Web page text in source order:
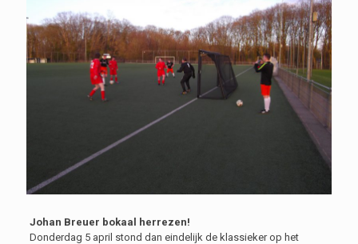
Johan Breuer bokaal herrezen!
Donderdag 5 april stond dan eindelijk de klassieker op het